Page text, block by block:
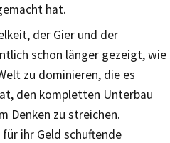
hat.
der Gier und der
schon länger gezeigt, wie
zu dominieren, die es
den kompletten Unterbau
Denken zu streichen.
ihr Geld schuftende